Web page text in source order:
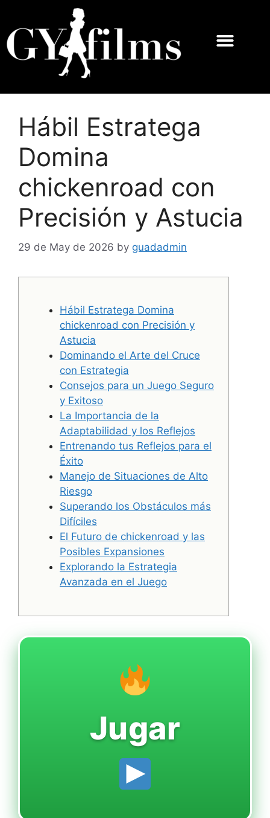
Hábil Estratega
Domina
chickenroad con
Precisión y Astucia
29 de May de 2026 by guadadmin
Hábil Estratega Domina
chickenroad con Precisión y
Astucia
Dominando el Arte del Cruce
con Estrategia
Consejos para un Juego Seguro
y Exitoso
La Importancia de la
Adaptabilidad y los Reflejos
Entrenando tus Reflejos para el
Éxito
Manejo de Situaciones de Alto
Riesgo
Superando los Obstáculos más
Difíciles
El Futuro de chickenroad y las
Posibles Expansiones
Explorando la Estrategia
Avanzada en el Juego
Jugar